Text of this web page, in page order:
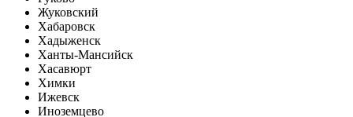
Жуковский
Хабаровск
Хадыженск
Ханты-Мансийск
Хасавюрт
Химки
Ижевск
Иноземцево